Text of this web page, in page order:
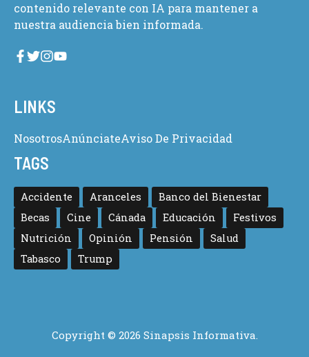
contenido relevante con IA para mantener a
nuestra audiencia bien informada.
LINKS
NosotrosAnúnciateAviso De Privacidad
TAGS
Accidente Aranceles
Banco del Bienestar
Becas
Cine Cánada Educación
Festivos
Nutrición
Opinión Pensión
Salud
Tabasco
Trump
Copyright © 2026 Sinapsis Informativa.